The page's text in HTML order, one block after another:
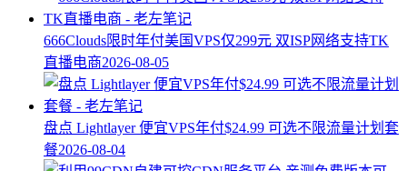
666Clouds限时年付美国VPS仅299元 双ISP网络支持TK
直播电商2026-08-05
盘点 Lightlayer 便宜VPS年付$24.99 可选不限流量计划套
餐2026-08-04